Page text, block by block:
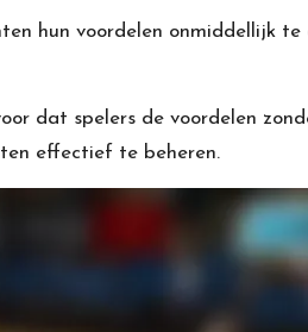
hun voordelen onmiddellijk
dat spelers de voordelen
effectief te beheren.